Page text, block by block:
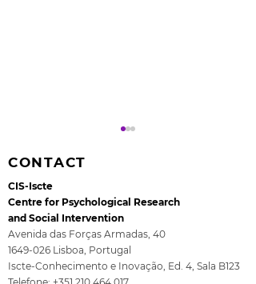
Postdoctoral
Research Fellowship
CONTACT
CIS-Iscte
Centre for Psychological Research
and Social Intervention
Avenida das Forças Armadas, 40
1649-026 Lisboa, Portugal
Iscte-Conhecimento e Inovação, Ed. 4, Sala B123